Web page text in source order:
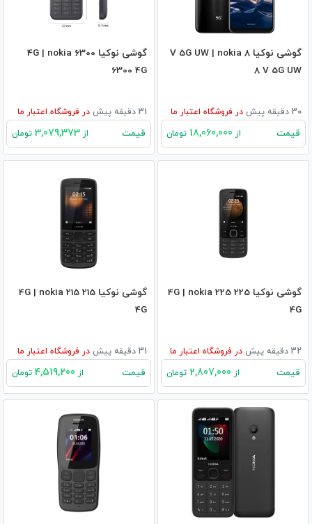
گوشی نوکیا 8 V 5G UW | nokia
8 V 5G UW
30 دقیقه پیش در فروشگاه اعتبار ما
قیمت از تومان
گوشی نوکیا 6300 4G | nokia
6300 4G
31 دقیقه پیش در فروشگاه اعتبار ما
قیمت از تومان
گوشی نوکیا 225 4G | nokia 225
4G
32 دقیقه پیش در فروشگاه اعتبار ما
قیمت از تومان
گوشی نوکیا 215 4G | nokia 215
4G
31 دقیقه پیش در فروشگاه اعتبار ما
قیمت از تومان